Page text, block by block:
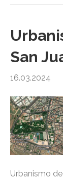
San
16.03.2024
Urbanismo